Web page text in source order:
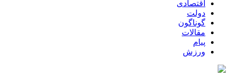
اقتصادی
دولت
گوناگون
مقالات
پیام
ورزش